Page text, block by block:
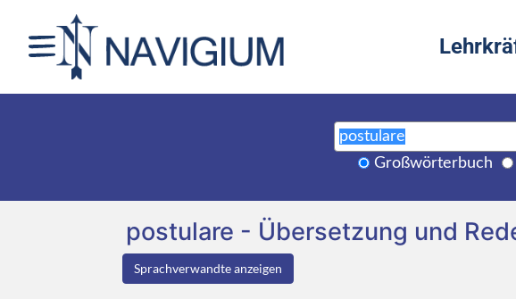
Großwörterbuch
postulare - Übersetzung und
Sprachverwandte anzeigen